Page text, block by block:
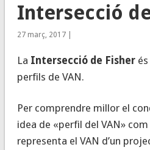
Intersecció
27 març, 2017 |
La Intersecció de Fisherés
perfils de VAN.
Per comprendre millor el
idea de «perfil del VAN»
representa el VAN d’un